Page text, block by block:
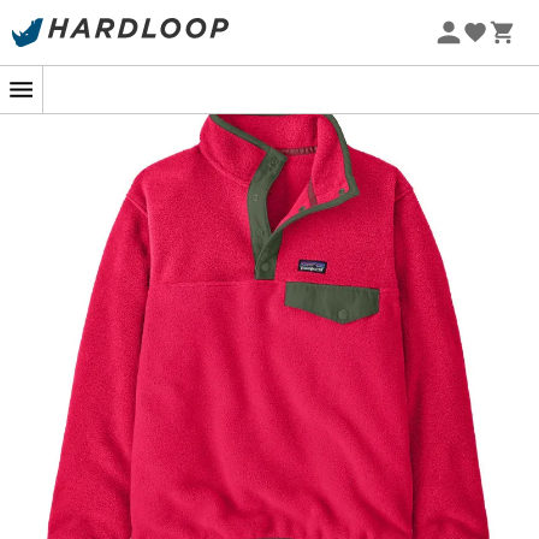
Zomeraanbiedingen 🔥 -5% EXTRA vanaf 2 producten* met